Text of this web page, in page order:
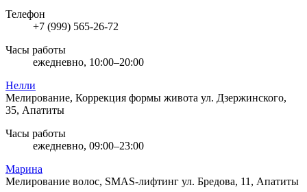
Телефон
+7 (999) 565-26-72
Часы работы
ежедневно, 10:00–20:00
Нелли
Мелирование, Коррекция формы живота ул. Дзержинского,
35, Апатиты
Часы работы
ежедневно, 09:00–23:00
Марина
Мелирование волос, SMAS-лифтинг ул. Бредова, 11, Апатиты